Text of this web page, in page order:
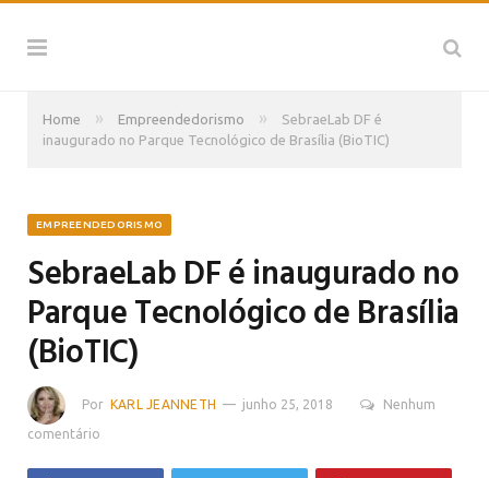
Home » Empreendedorismo »
SebraeLab DF é
inaugurado no Parque Tecnológico de Brasília (BioTIC)
EMPREENDEDORISMO
SebraeLab DF é inaugurado no
Parque Tecnológico de Brasília
(BioTIC)
Por KARL JEANNETH junho 25, 2018 Nenhum
comentário